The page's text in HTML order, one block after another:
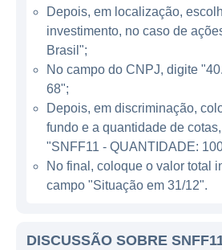
CARACTERÍSTICAS DO
O objetivo principal do
para seus cotistas através
obtidos com os fundos em
Dessa forma, ele busca
investidores uma
superior à média do
expertise de sua gestora na
para aqueles que desejam
Depois, em localização,
investimento, no caso de
Brasil";
No campo do CNPJ, digite
68";
Depois, em discriminação,
fundo e a quantidade de
"SNFF11 - QUANTIDADE:
No final, coloque o valor total
campo "Situação em 31/12".
DISCUSSÃO SOBRE